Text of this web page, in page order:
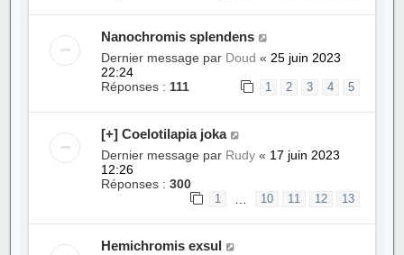
Nanochromis splendens
Dernier message par Doud « 25 juin 2023
22:24
Réponses : 111 1 2 3 4 5
[+] Coelotilapia joka
Dernier message par Rudy « 17 juin 2023
12:26
Réponses :300
1 … 10 11 12 13
Hemichromis exsul